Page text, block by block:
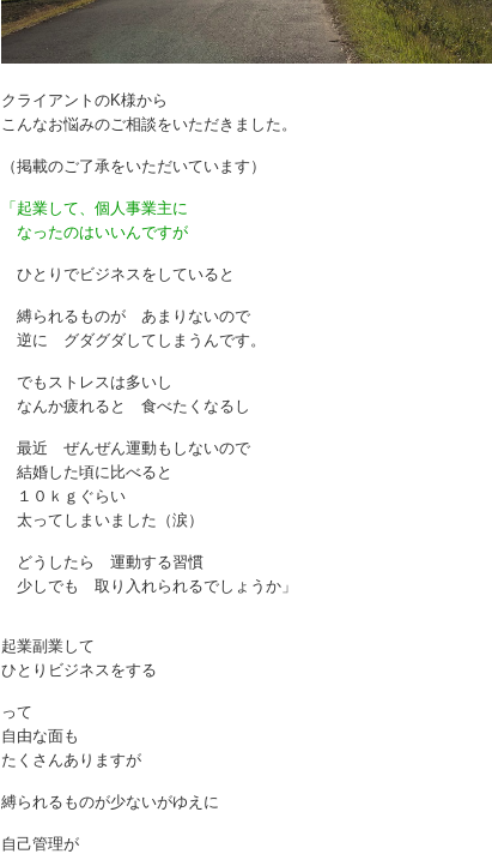
クライアントのK様から
こんなお悩みのご相談をいただきました。
（掲載のご了承をいただいています）
「起業して、個人事業主に
なったのはいいんですが
ひとりでビジネスをしていると
縛られるものが あまりないので
逆に グダグダしてしまうんです。
でもストレスは多いし
なんか疲れると 食べたくなるし
最近 ぜんぜん運動もしないので
結婚した頃に比べると
１０ｋｇぐらい
太ってしまいました（涙）
どうしたら 運動する習慣
少しでも 取り入れられるでしょうか」
起業副業して
ひとりビジネスをする
って
自由な面も
たくさんありますが
縛られるものが少ないがゆえに
自己管理が